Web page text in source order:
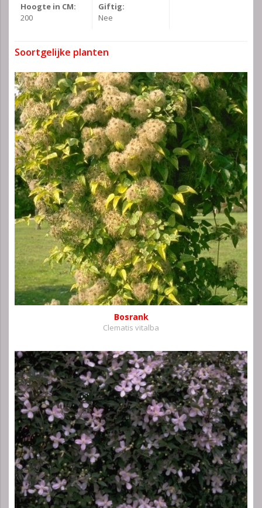
Hoogte in CM:
200
Giftig:
Nee
Soortgelijke planten
Bosrank
Clematis vitalba